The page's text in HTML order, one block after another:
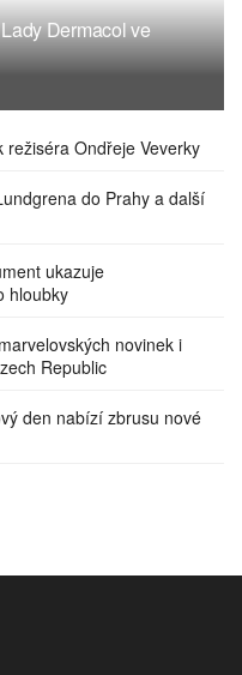
Dermacol ve
Ondřeje Veverky
do Prahy a další
ukazuje
hloubky
novinek i
Republic
den nabízí zbrusu nové